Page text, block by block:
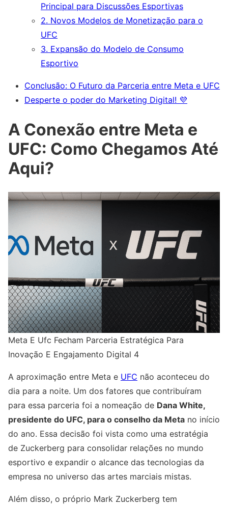
Principal para Discussões Esportivas
2. Novos Modelos de Monetização para o
UFC
3. Expansão do Modelo de Consumo
Esportivo
Conclusão: O Futuro da Parceria entre Meta e UFC
Desperte o poder do Marketing Digital! 💜
A Conexão entre Meta e
UFC: Como Chegamos Até
Aqui?
Meta E Ufc Fecham Parceria Estratégica Para
Inovação E Engajamento Digital 4
A aproximação entre Meta e UFC não aconteceu do
dia para a noite. Um dos fatores que contribuíram
para essa parceria foi a nomeação de Dana White,
presidente do UFC, para o conselho da Meta no início
do ano. Essa decisão foi vista como uma estratégia
de Zuckerberg para consolidar relações no mundo
esportivo e expandir o alcance das tecnologias da
empresa no universo das artes marciais mistas.
Além disso, o próprio Mark Zuckerberg tem